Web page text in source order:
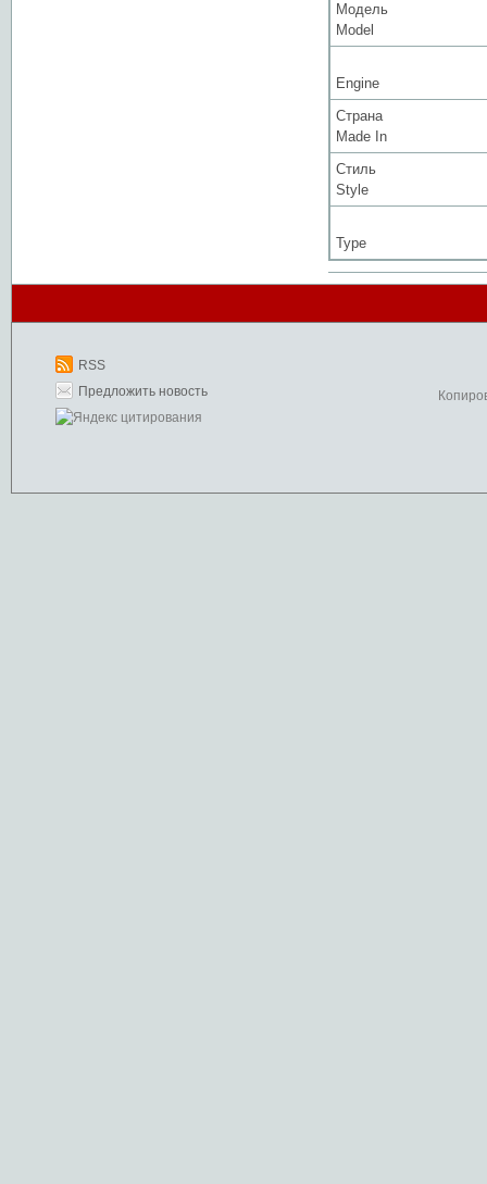
Модель
Model
Engine
Страна
Made In
Стиль
Style
Type
RSS
Предложить новость